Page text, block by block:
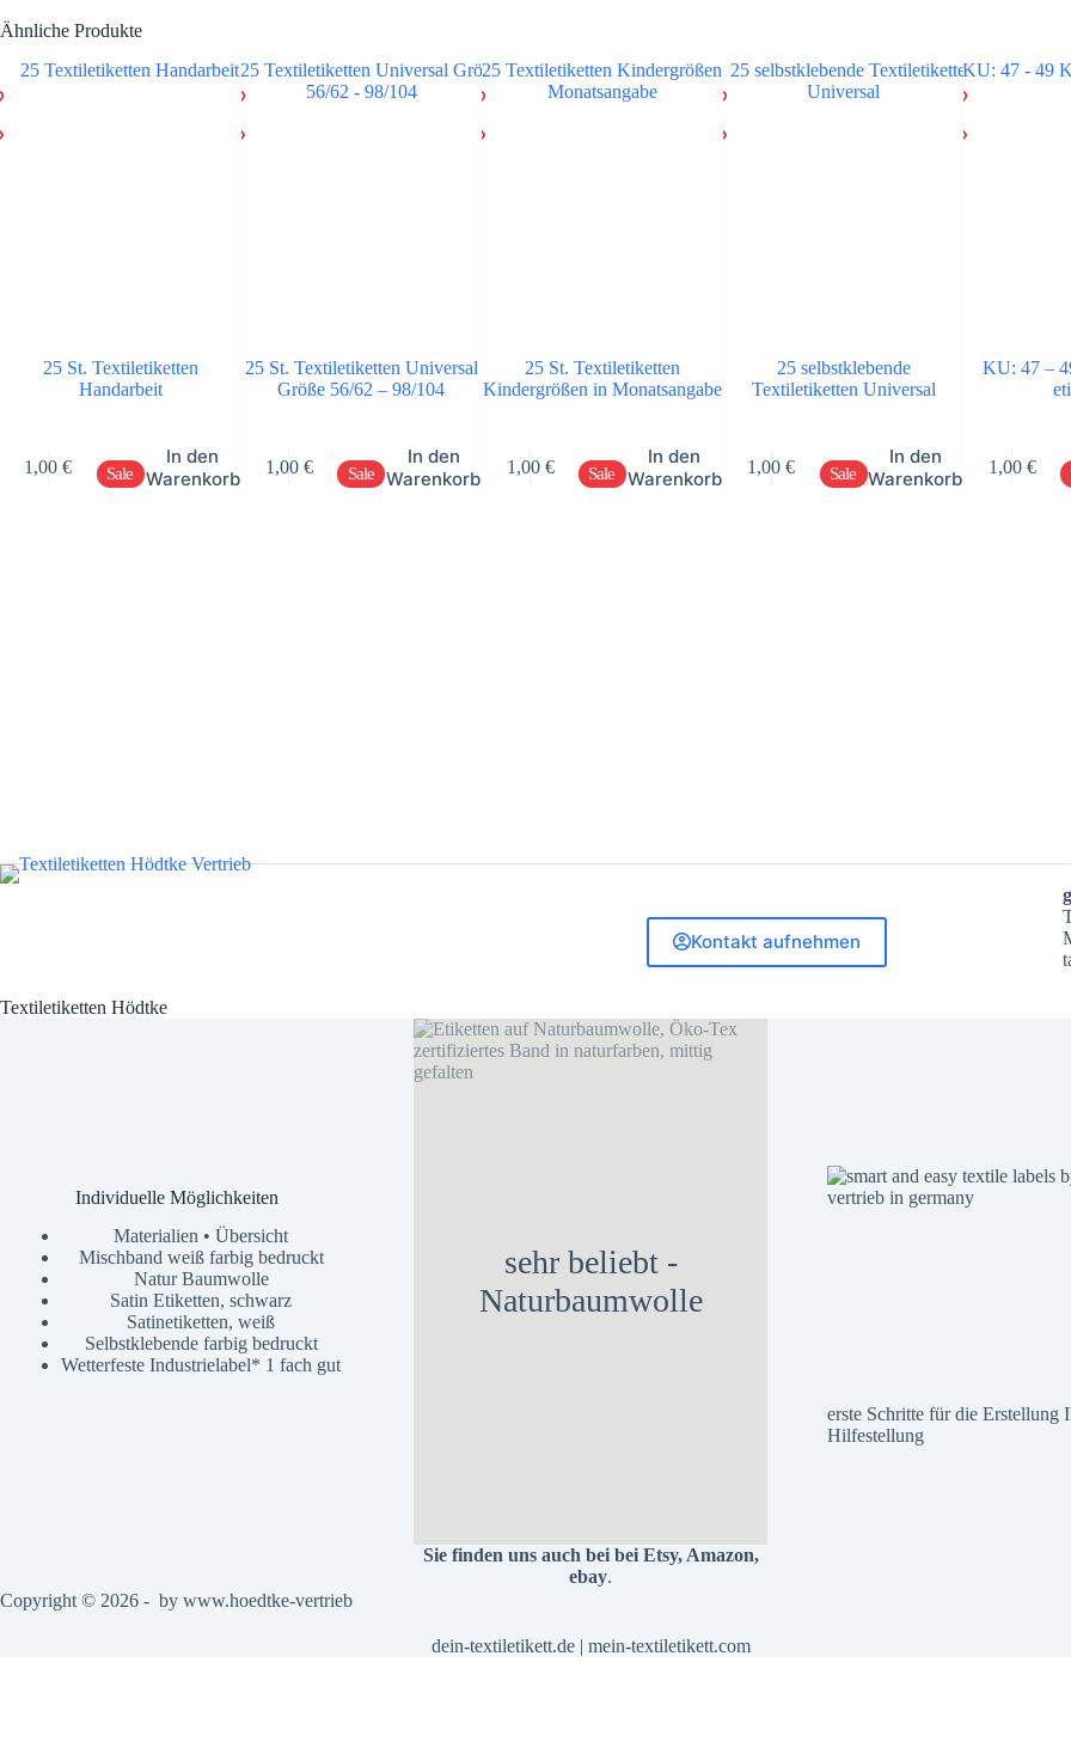
Ähnliche Produkte
Sale
25 St. Textiletiketten
Handarbeit
1,00€
In den
Warenkorb
Sale
25 St. Textiletiketten Universal
Größe 56/62 – 98/104
1,00 €
In den
Warenkorb
Sale
25 St. Textiletiketten
Kindergrößen in Monatsangabe
1,00 €
In den
Warenkorb
Sale
25 selbstklebende
Textiletiketten Universal
1,00€
In den
Warenkorb
KU: 47 –
1,00 €
Textiletiketten Hödtke
Kontakt aufnehmen
Individuelle Möglichkeiten
Materialien • Übersicht
Mischband weiß farbig bedruckt
Natur Baumwolle
Satin Etiketten, schwarz
Satinetiketten, weiß
Selbstklebende farbig bedruckt
Wetterfeste Industrielabel* 1 fach gut
sehr beliebt -
Naturbaumwolle
erste Schritte für die Erstellung
Hilfestellung
Copyright © 2026 - by www.hoedtke-vertrieb
Sie finden uns auch bei bei Etsy, Amazon,
ebay.
dein-textiletikett.de| mein-textiletikett.com